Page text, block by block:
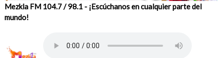
Mezkla FM 104.7 / 98.1 - ¡Escúchanos en cualquier parte del
mundo!